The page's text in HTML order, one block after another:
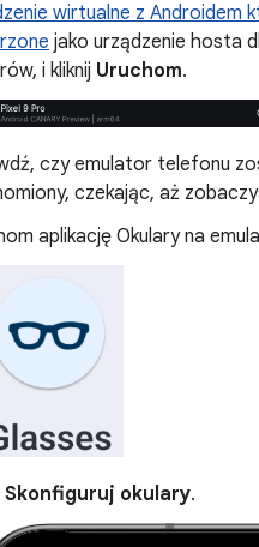
wirtualne z Androidem
jako urządzenie hosta
i kliknij Uruchom.
czy emulator telefonu
czekając, aż
aplikację Okulary na
Skonfiguruj okulary.